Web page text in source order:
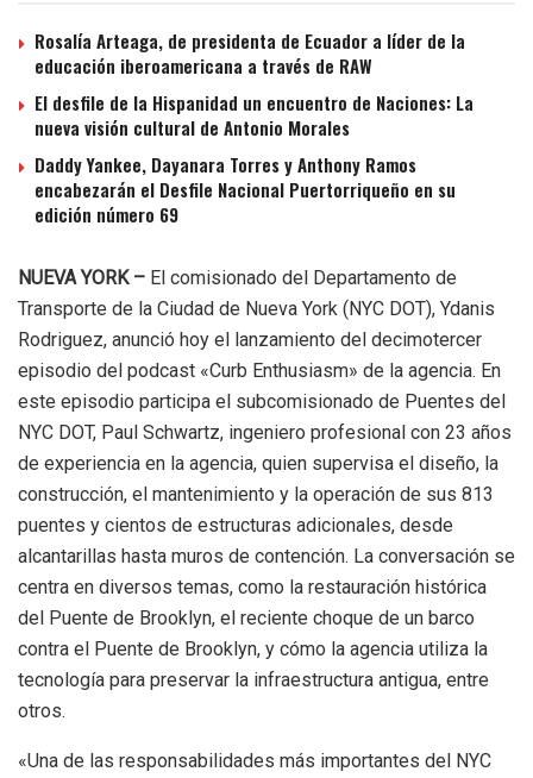
Rosalía Arteaga, de presidenta de Ecuador a líder de la
educación iberoamericana a través de RAW
El desfile de la Hispanidad un encuentro de Naciones: La
nueva visión cultural de Antonio Morales
Daddy Yankee, Dayanara Torres y Anthony Ramos
encabezarán el Desfile Nacional Puertorriqueño en su
edición número 69
NUEVA YORK – El comisionado del Departamento de
Transporte de la Ciudad de Nueva York (NYC DOT), Ydanis
Rodriguez, anunció hoy el lanzamiento del decimotercer
episodio del podcast «Curb Enthusiasm» de la agencia. En
este episodio participa el subcomisionado de Puentes del
NYC DOT, Paul Schwartz, ingeniero profesional con 23 años
de experiencia en la agencia, quien supervisa el diseño, la
construcción, el mantenimiento y la operación de sus 813
puentes y cientos de estructuras adicionales, desde
alcantarillas hasta muros de contención. La conversación se
centra en diversos temas, como la restauración histórica
del Puente de Brooklyn, el reciente choque de un barco
contra el Puente de Brooklyn, y cómo la agencia utiliza la
tecnología para preservar la infraestructura antigua, entre
otros.
«Una de las responsabilidades más importantes del NYC